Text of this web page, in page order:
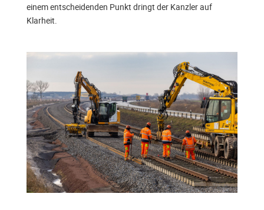
einem entscheidenden Punkt dringt der Kanzler auf
Klarheit.